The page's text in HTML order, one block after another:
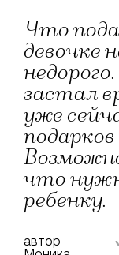
Что
девочке
застал
уже
что
ребенку.
автор